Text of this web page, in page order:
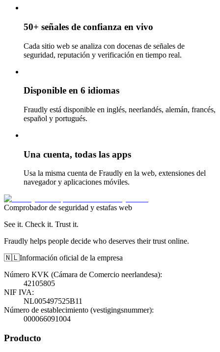
50+ señales de confianza en vivo
Cada sitio web se analiza con docenas de señales de
seguridad, reputación y verificación en tiempo real.
Disponible en 6 idiomas
Fraudly está disponible en inglés, neerlandés, alemán, francés,
español y portugués.
Una cuenta, todas las apps
Usa la misma cuenta de Fraudly en la web, extensiones del
navegador y aplicaciones móviles.
Comprobador de seguridad y estafas web
See it. Check it. Trust it.
Fraudly helps people decide who deserves their trust online.
🇳🇱Información oficial de la empresa
Número KVK (Cámara de Comercio neerlandesa):
42105805
NIF IVA:
NL005497525B11
Número de establecimiento (vestigingsnummer):
000066091004
Producto